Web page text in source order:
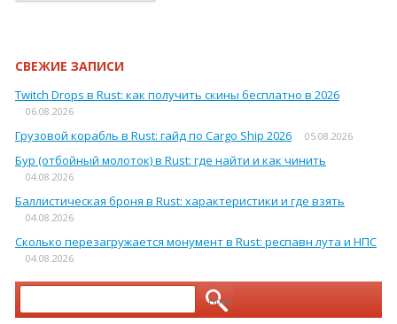
СВЕЖИЕ ЗАПИСИ
Twitch Drops в Rust: как получить скины бесплатно в 2026
06.08.2026
Грузовой корабль в Rust: гайд по Cargo Ship 2026 05.08.2026
Бур (отбойный молоток) в Rust: где найти и как чинить
04.08.2026
Баллистическая броня в Rust: характеристики и где взять
04.08.2026
Сколько перезагружается монумент в Rust: респавн лута и НПС
04.08.2026
Найти: